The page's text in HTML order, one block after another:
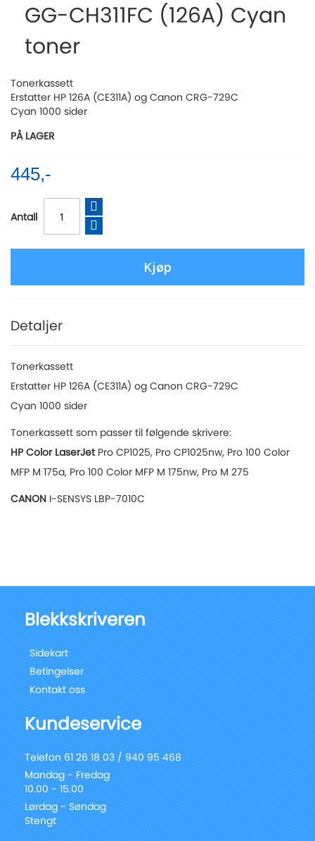
beginning
the
images
GG-CH311FC (126A) Cyan
toner
Tonerkassett
Erstatter HP 126A (CE311A) og Canon CRG-729C
Cyan 1000 sider
PÅ LAGER
445,-
Antall
Kjøp
Detaljer
Tonerkassett
Erstatter HP 126A (CE311A) og Canon CRG-729C
Cyan 1000 sider
Tonerkassett som passer til følgende skrivere:
HP Color LaserJet Pro CP1025, Pro CP1025nw, Pro 100 Color
MFP M 175a, Pro 100 Color MFP M 175nw, Pro M 275
CANON I-SENSYS LBP-7010C
Blekkskriveren
Sidekart
Betingelser
Kontakt oss
Kundeservice
Telefon 61 26 18 03 / 940 95 468
Mandag - Fredag
10.00 - 15.00
Lørdag - Søndag
Stengt